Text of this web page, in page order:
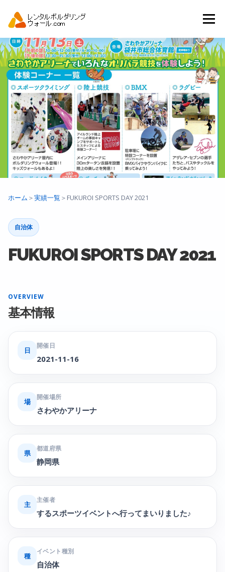
ツ
へ
ス
メニュー
トップ 自動見積り 商品一覧
アーバンスポーツイベント.JP
ホーム ＞実績一覧 ＞ FUKUROI SPORTS DAY 2021
自治体
FUKUROI SPORTS DAY 2021
OVERVIEW
基本情報
日
開催日
2021-11-16
場
開催場所
さわやかアリーナ
県
都道府県
静岡県
主
主催者
するスポーツイベントへ行ってまいりました♪
種
イベント種別
自治体